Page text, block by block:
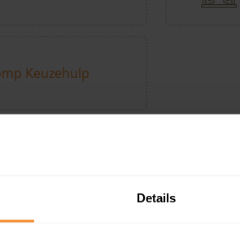
Details
Keuzehulp
buurt